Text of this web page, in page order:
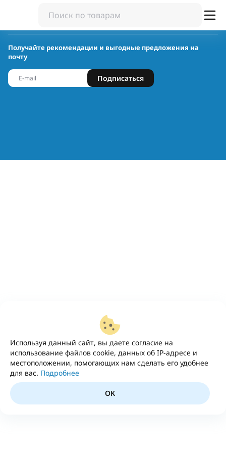
Используя данный сайт, вы даете согласие на
использование файлов cookie, данных об IP-адресе и
местоположении, помогающих нам сделать его удобнее
для вас. Подробнее
OK
Получайте рекомендации и выгодные предложения на
почту
Подписаться